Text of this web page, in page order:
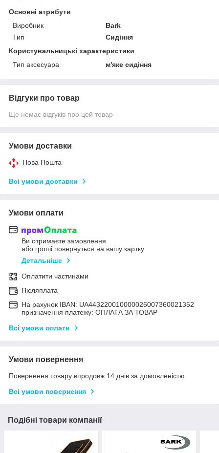
Основні атрибути
Виробник
Bark
Тип
Сидіння
Користувальницькі характеристики
Тип аксесуара
м'яке сидіння
Відгуки про товар
Ще немає відгуків про цей товар
Умови доставки
Нова Пошта
Всі умови доставки
Умови оплати
Ви отримаєте замовлення
або гроші повернуться на вашу картку
Детальніше
Оплатити частинами
Післяплата
На рахунок IBAN: UA443220010000026007360021352
призначення платежу: ОПЛАТА ЗА ТОВАР
Всі умови оплати
Умови повернення
Повернення товару впродовж 14 днів за домовленістю
Всі умови повернення
Подібні товари компанії